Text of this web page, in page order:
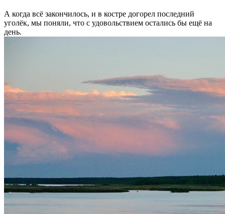
А когда всё закончилось, и в костре догорел последний
уголёк, мы поняли, что с удовольствием остались бы ещё на
день.